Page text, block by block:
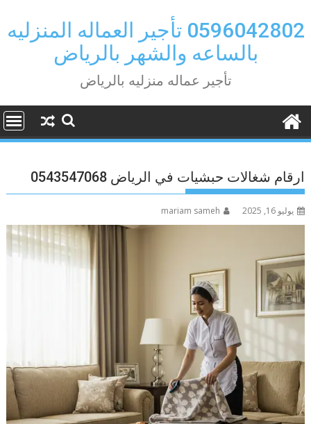
to
content
0596042802 تأجير العماله المنزليه
بالساعه والشهر بالرياض
تأجير عماله منزليه بالرياض
ارقام شغالات حبشيات في الرياض 0543547068
يوليو 16, 2025 mariam sameh